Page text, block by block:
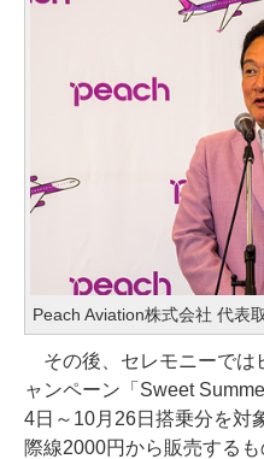
Peach Aviation株式会社 代表
その後、セレモニーでは
ャンペーン「Sweet
4日～10月26日搭乗分を対
際線2000円から販売する